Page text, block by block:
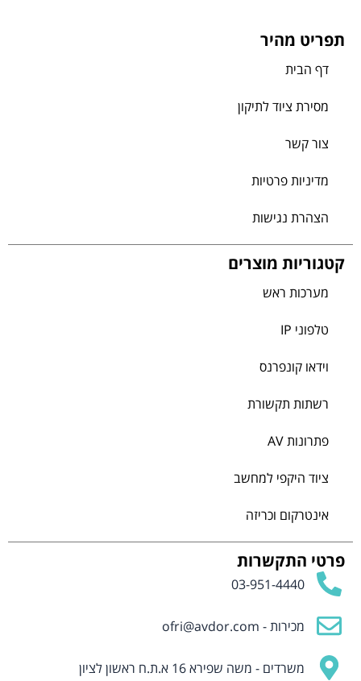
תפריט מהיר
דף הבית
מסירת ציוד לתיקון
צור קשר
מדיניות פרטיות
הצהרת נגישות
קטגוריות מוצרים
מערכות ראש
טלפוני IP
וידאו קונפרנס
רשתות תקשורת
פתרונות AV
ציוד היקפי למחשב
אינטרקום וכריזה
פרטי התקשרות
03-951-4440
מכירות - ofri@avdor.com
משרדים - משה שפירא 16 א.ת.ח ראשון לציון